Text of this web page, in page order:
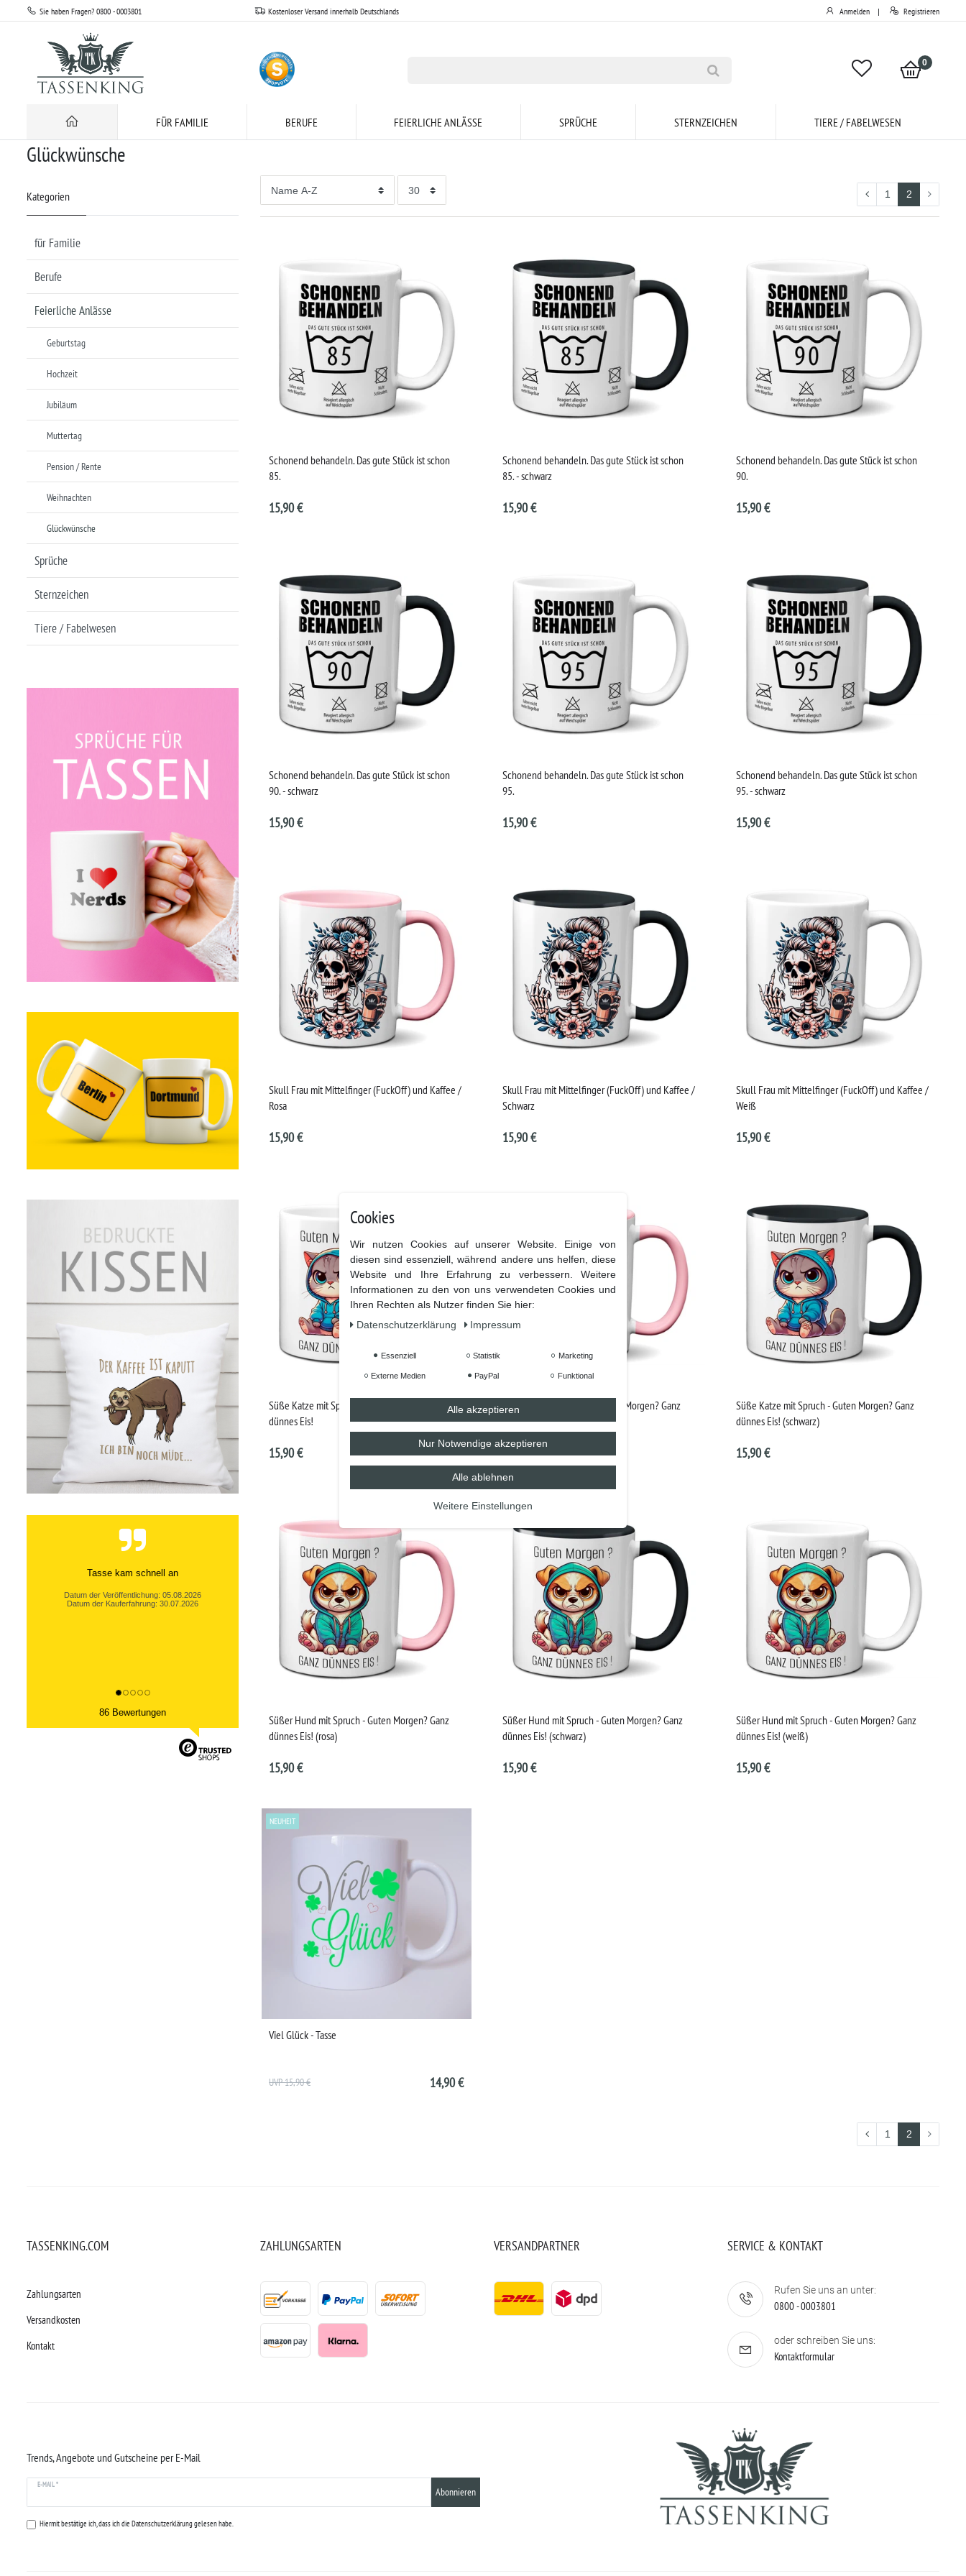
Sie haben Fragen? 0800 - 0003801 Kostenloser Versand innerhalb Deutschlands Anmelden | Registrieren
0
FÜR FAMILIE BERUFE FEIERLICHE ANLÄSSE SPRÜCHE STERNZEICHEN TIERE / FABELWESEN
Feierliche Anlässe Glückwünsche
Glückwünsche
Kategorien
für Familie
Berufe
Feierliche Anlässe
Geburtstag
Hochzeit
Jubiläum
Muttertag
Pension / Rente
Weihnachten
Glückwünsche
Sprüche
Sternzeichen
Tiere / Fabelwesen
Tasse kam schnell an
Datum der Veröffentlichung: 05.08.2026
Datum der Kauferfahrung: 30.07.2026
86 Bewertungen
1 2
Schonend behandeln. Das gute Stück ist schon
85.
15,90 €
Schonend behandeln. Das gute Stück ist schon
85. - schwarz
15,90 €
Schonend behandeln. Das gute Stück ist schon
90.
15,90 €
Schonend behandeln. Das gute Stück ist schon
90. - schwarz
15,90 €
Schonend behandeln. Das gute Stück ist schon
95.
15,90 €
Schonend behandeln. Das gute Stück ist schon
95. - schwarz
15,90 €
Skull Frau mit Mittelfinger (FuckOff) und Kaffee /
Rosa
15,90 €
Skull Frau mit Mittelfinger (FuckOff) und Kaffee /
Schwarz
15,90 €
Skull Frau mit Mittelfinger (FuckOff) und Kaffee /
Weiß
15,90 €
Süße Katze mit Spruch - Guten Morgen? Ganz
dünnes Eis!
15,90 €
Süße Katze mit Spruch - Guten Morgen? Ganz
dünnes Eis! (rosa)
15,90 €
Süße Katze mit Spruch - Guten Morgen? Ganz
dünnes Eis! (schwarz)
15,90 €
Süßer Hund mit Spruch - Guten Morgen? Ganz
dünnes Eis! (rosa)
15,90 €
Süßer Hund mit Spruch - Guten Morgen? Ganz
dünnes Eis! (schwarz)
15,90 €
Süßer Hund mit Spruch - Guten Morgen? Ganz
dünnes Eis! (weiß)
15,90 €
NEUHEIT
Viel Glück - Tasse
UVP 15,90 € 14,90 €
1 2
TASSENKING.COM
Zahlungsarten
Versandkosten
Kontakt
ZAHLUNGSARTEN VERSANDPARTNER SERVICE & KONTAKT
Rufen Sie uns an unter:
0800 - 0003801
oder schreiben Sie uns:
Kontaktformular
Trends, Angebote und Gutscheine per E-Mail
E-MAIL *
Abonnieren
Hiermit bestätige ich, dass ich die Datenschutzerklärunggelesen habe.
Cookies
Wir nutzen Cookies auf unserer Website. Einige von
diesen sind essenziell, während andere uns helfen, diese
Website und Ihre Erfahrung zu verbessern. Weitere
Informationen zu den von uns verwendeten Cookies und
Ihren Rechten als Nutzer finden Sie hier:
Daten­schutz­erklärung
Impressum
Essenziell Statistik Marketing
Externe Medien PayPal Funktional
Alle akzeptieren
Nur Notwendige akzeptieren
Alle ablehnen
Weitere Einstellungen